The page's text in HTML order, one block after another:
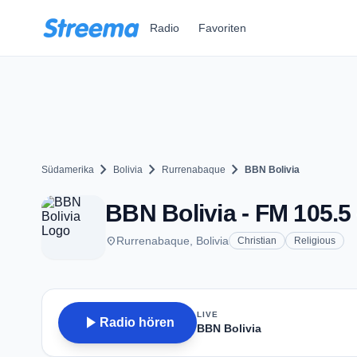
Radio Favoriten
Südamerika chevron_right Bolivia chevron_right Rurrenabaque chevron_right BBN Bolivia
BBN Bolivia - FM
placeRurrenabaque, Bolivia Christian Religious
play_arrow Radio hören
LIVE
BBN Bolivia